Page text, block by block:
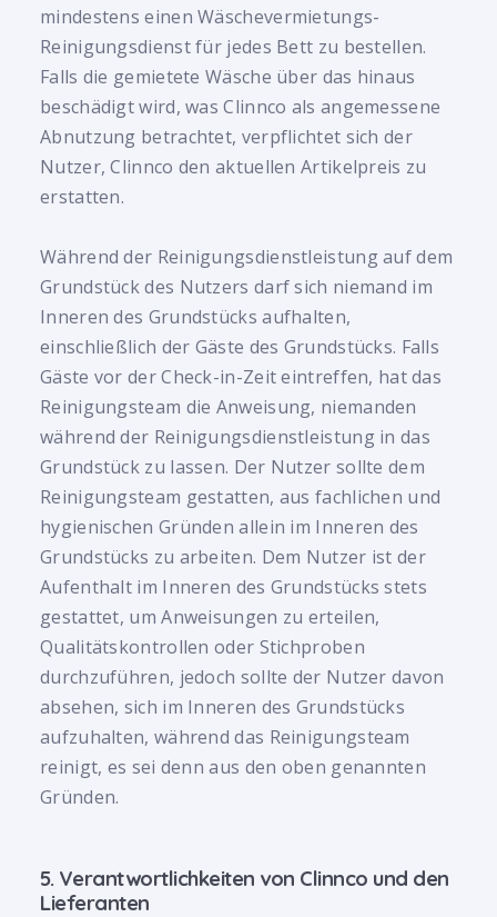
mindestens einen Wäschevermietungs-
Reinigungsdienst für jedes Bett zu bestellen.
Falls die gemietete Wäsche über das hinaus
beschädigt wird, was Clinnco als angemessene
Abnutzung betrachtet, verpflichtet sich der
Nutzer, Clinnco den aktuellen Artikelpreis zu
erstatten.
Während der Reinigungsdienstleistung auf dem
Grundstück des Nutzers darf sich niemand im
Inneren des Grundstücks aufhalten,
einschließlich der Gäste des Grundstücks. Falls
Gäste vor der Check-in-Zeit eintreffen, hat das
Reinigungsteam die Anweisung, niemanden
während der Reinigungsdienstleistung in das
Grundstück zu lassen. Der Nutzer sollte dem
Reinigungsteam gestatten, aus fachlichen und
hygienischen Gründen allein im Inneren des
Grundstücks zu arbeiten. Dem Nutzer ist der
Aufenthalt im Inneren des Grundstücks stets
gestattet, um Anweisungen zu erteilen,
Qualitätskontrollen oder Stichproben
durchzuführen, jedoch sollte der Nutzer davon
absehen, sich im Inneren des Grundstücks
aufzuhalten, während das Reinigungsteam
reinigt, es sei denn aus den oben genannten
Gründen.
5. Verantwortlichkeiten von Clinnco und den
Lieferanten